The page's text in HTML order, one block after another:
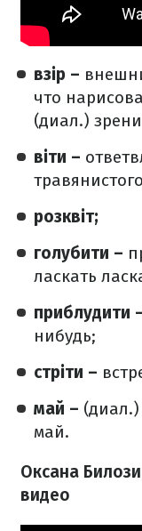
взір –
что
(диал.)
віти –
розквіт;
голубити –
ласкать
приблудити
нибудь;
стріти –
май –
май.
Оксана
видео